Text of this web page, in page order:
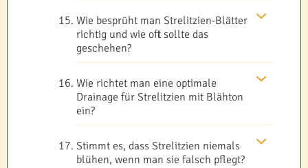
Wie besprüht man Strelitzien-Blätter
richtig und wie oft sollte das
geschehen?
Wie richtet man eine optimale
Drainage für Strelitzien mit Blähton
ein?
Stimmt es, dass Strelitzien niemals
blühen, wenn man sie falsch pflegt?